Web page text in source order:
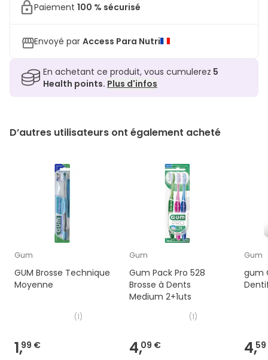
Paiement 100 % sécurisé
Envoyé par Access Para Nutri
En achetant ce produit, vous cumulerez 5
Health points. Plus d'infos
D’autres utilisateurs ont également acheté
Gum
GUM Brosse Technique
Moyenne
(1)
1,99 €
Gum
Gum Pack Pro 528
Brosse à Dents
Medium 2+1uts
(1)
4,09 €
Gum
gum
4,